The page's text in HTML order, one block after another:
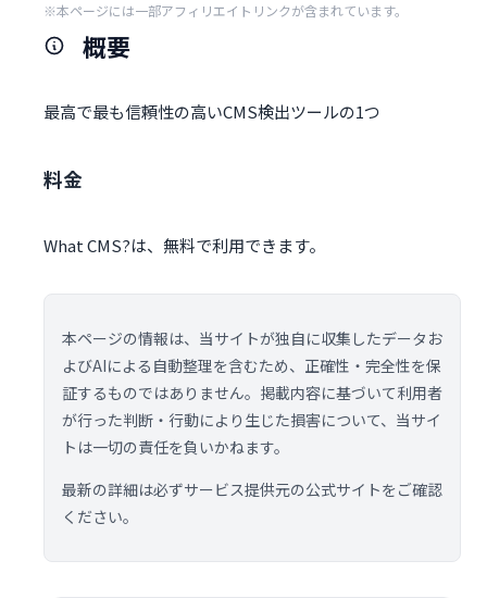
※本ページには一部アフィリエイトリンクが含まれています。
概要
最高で最も信頼性の高いCMS検出ツールの1つ
料金
What CMS?は、無料で利用できます。
本ページの情報は、当サイトが独自に収集したデータお
よびAIによる自動整理を含むため、正確性・完全性を保
証するものではありません。掲載内容に基づいて利用者
が行った判断・行動により生じた損害について、当サイ
トは一切の責任を負いかねます。
最新の詳細は必ずサービス提供元の公式サイトをご確認
ください。